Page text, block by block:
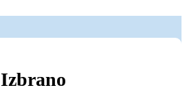
Izbrano